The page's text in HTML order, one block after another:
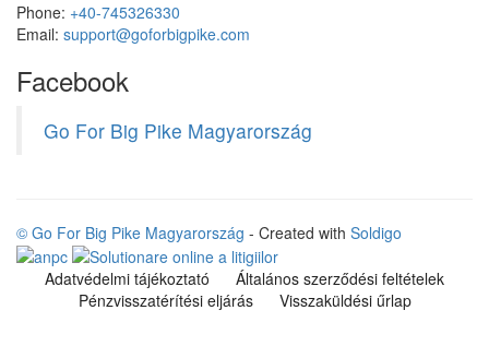
Phone: +40-745326330
Email: support@goforbigpike.com
Facebook
Go For Big Pike Magyarország
© Go For Big Pike Magyarország - Created with Soldigo
Adatvédelmi tájékoztató
Általános szerződési feltételek
Pénzvisszatérítési eljárás
Visszaküldési űrlap